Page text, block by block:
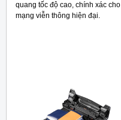
quang tốc độ cao, chính xác cho
mạng viễn thông hiện đại.